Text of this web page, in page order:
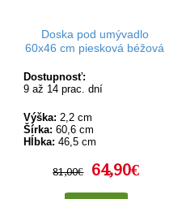
Doska pod umývadlo
60x46 cm piesková béžová
Dostupnosť:
9 až 14 prac. dní
Výška: 2,2 cm
Šírka: 60,6 cm
Hĺbka: 46,5 cm
81,00€ 64,90€